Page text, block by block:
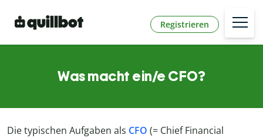
Registrieren
Was macht ein/e CFO?
Die typischen Aufgaben als CFO (= Chief Financial